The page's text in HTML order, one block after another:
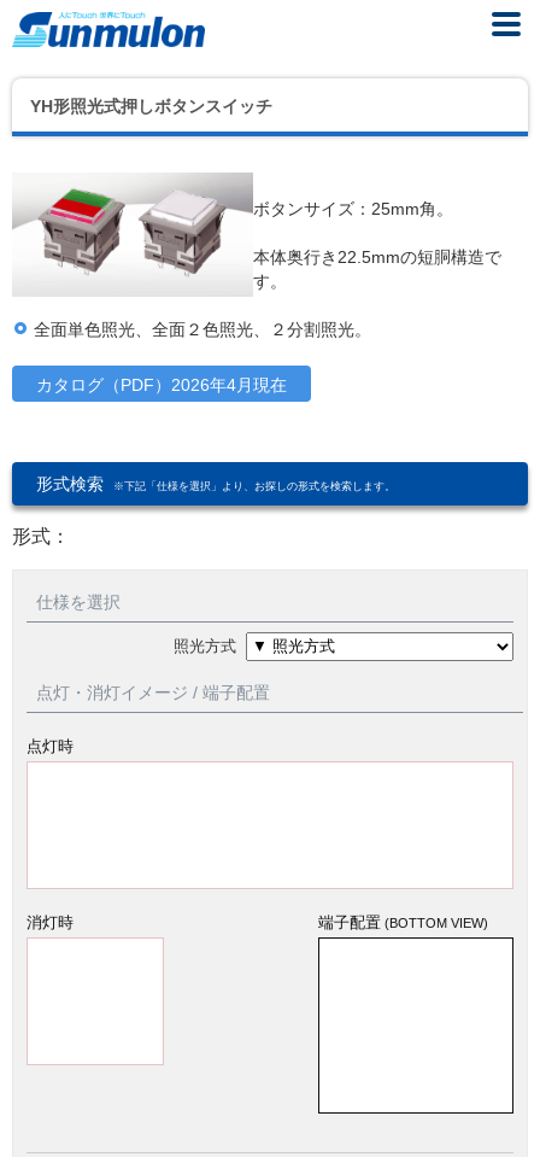
YH形照光式押しボタンスイッチ
ボタンサイズ：25mm角。
本体奥行き22.5mmの短胴構造で
す。
全面単色照光、全面２色照光、２分割照光。
カタログ（PDF）2026年4月現在
形式検索 ※下記「仕様を選択」より、お探しの形式を検索します。
形式：
仕様を選択
照光方式
点灯・消灯イメージ / 端子配置
点灯時
消灯時 端子配置(BOTTOM VIEW)